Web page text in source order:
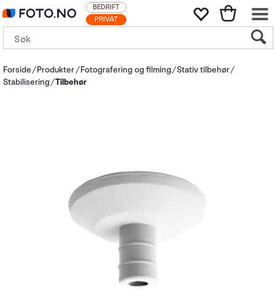
PRIVAT
BEDRIFT
Forside Produkter Fotografering og filming Stativ tilbehør
Stabilisering
Tilbehør